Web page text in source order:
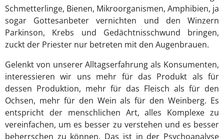
Schmetterlinge, Bienen, Mikroorganismen, Amphibien, ja
sogar Gottesanbeter vernichten und den Winzern
Parkinson, Krebs und Gedächtnisschwund bringen,
zuckt der Priester nur betreten mit den Augenbrauen.
Gelenkt von unserer Alltagserfahrung als Konsumenten,
interessieren wir uns mehr für das Produkt als für
dessen Produktion, mehr für das Fleisch als für den
Ochsen, mehr für den Wein als für den Weinberg. Es
entspricht der menschlichen Art, alles Komplexe zu
vereinfachen, um es besser zu verstehen und es besser
beherrschen zu können. Das ist in der Psychoanalyse